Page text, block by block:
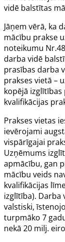
vidē balstītas
Jāņem vērā, ka
mācību prakse
noteikumu
darba vidē
prasības darba
prakses vietā –
kopējā
kvalifikācijas
Prakses vietas
ievērojami
vispārīgajai
Uzņēmums
apmācību, gan
mācību veids
kvalifikācijas
izglītība).
valstiski,
turpmāko 7
nekā 20 milj.